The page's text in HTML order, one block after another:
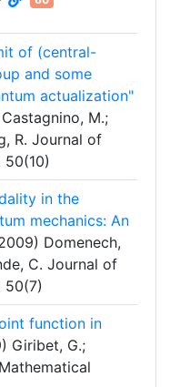
of (central-
and some
actualization"
M.;
R. Journal of
50(10)
in the
mechanics: An
Domenech,
C. Journal of
50(7)
function in
Giribet, G.;